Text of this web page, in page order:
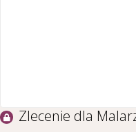
Zlecenie dla